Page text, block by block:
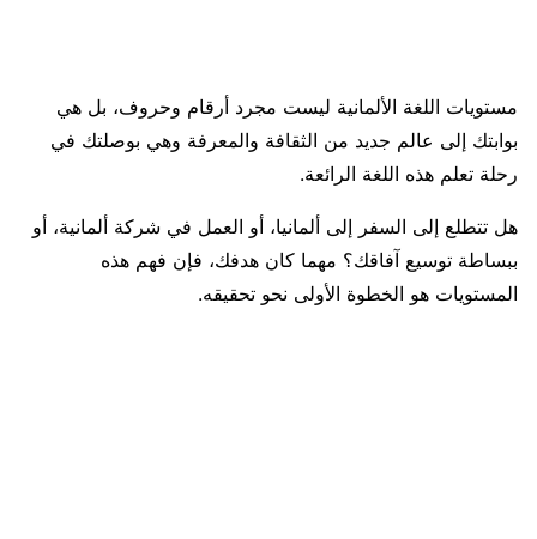
مستويات اللغة الألمانية ليست مجرد أرقام وحروف، بل هي
بوابتك إلى عالم جديد من الثقافة والمعرفة وهي بوصلتك في
رحلة تعلم هذه اللغة الرائعة.
هل تتطلع إلى السفر إلى ألمانيا، أو العمل في شركة ألمانية، أو
ببساطة توسيع آفاقك؟ مهما كان هدفك، فإن فهم هذه
المستويات هو الخطوة الأولى نحو تحقيقه.